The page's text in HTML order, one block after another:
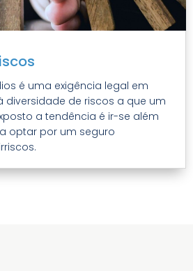
é uma exigência legal em
diversidade de riscos a que um
a tendência é ir-se além
optar por um seguro